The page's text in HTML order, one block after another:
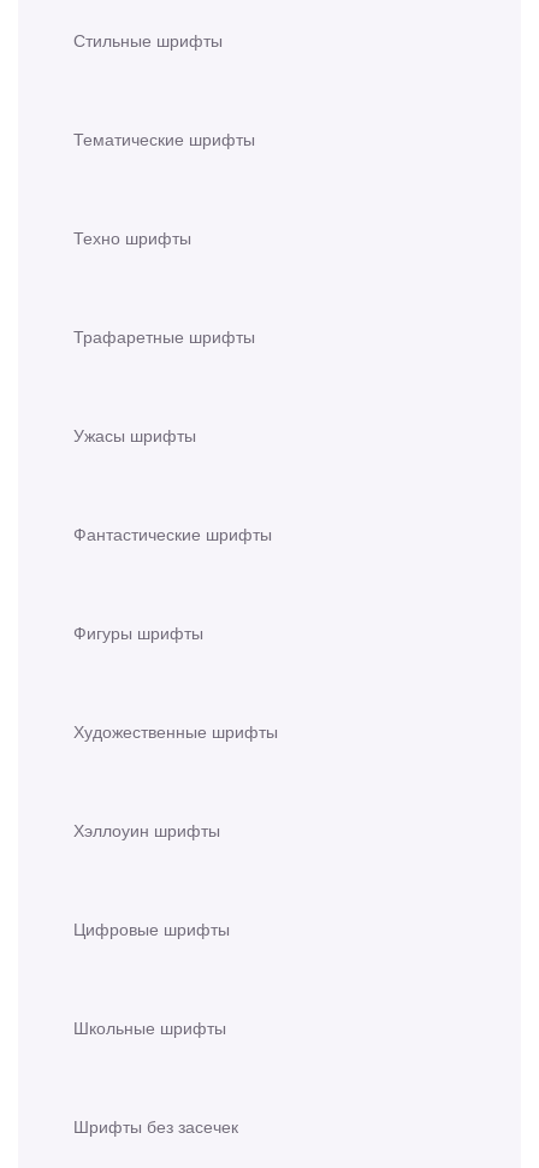
Стильные шрифты
Тематические шрифты
Техно шрифты
Трафаретные шрифты
Ужасы шрифты
Фантастические шрифты
Фигуры шрифты
Художественные шрифты
Хэллоуин шрифты
Цифровые шрифты
Школьные шрифты
Шрифты без засечек